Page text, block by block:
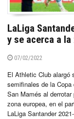
LaLiga
y se acerca a la
07/02/2022
El Athletic Club alargó
semifinales de la
San Mamés al
zona europea, en el
LaLiga Santander